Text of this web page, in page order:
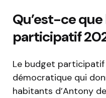
Qu’est-ce
participatif
Le budget
démocratique qui
habitants d’Antony